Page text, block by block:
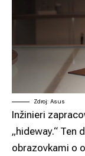
Zdroj: Asus
Inžinieri
„hideway.“
obrazovkami o